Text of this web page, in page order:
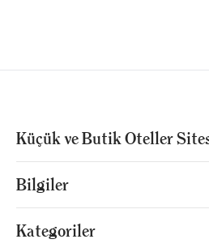
Küçük ve Butik Oteller
Bilgiler
Kategoriler